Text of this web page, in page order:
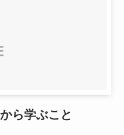
ら学ぶこと